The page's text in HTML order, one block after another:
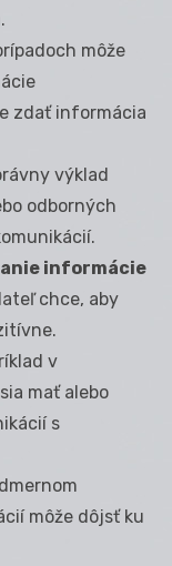
môže
zdať informácia
výklad
odborných
informácie
chce, aby
v
mať alebo
s
môže dôjsť ku